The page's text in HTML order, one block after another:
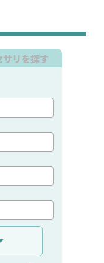
サリを探す